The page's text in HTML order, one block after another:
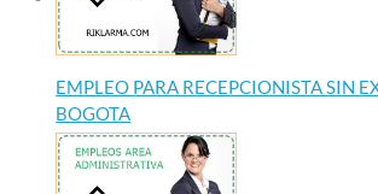
EMPLEO PARA RECEPCIONISTA SIN
BOGOTA